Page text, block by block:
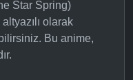
Star Spring)
olarak
Bu anime,